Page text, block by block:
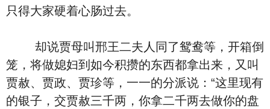
只得大家硬着心肠过去。
却说贾母叫邢王二夫人同了鸳鸯等，开箱倒
笼，将做媳妇到如今积攒的东西都拿出来，又叫
贾赦、贾政、贾珍等，一一的分派说：“这里现有
的银子，交贾赦三千两，你拿二千两去做你的盘